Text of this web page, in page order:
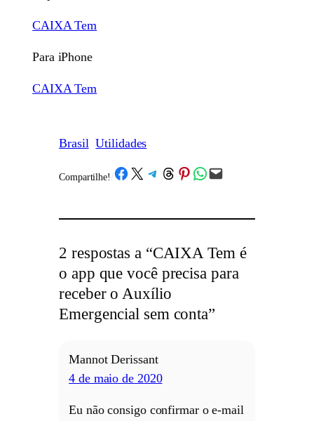
CAIXA Tem
Para iPhone
CAIXA Tem
Brasil Utilidades
Compartilhe! /Share on Facebook
Share on X Share on Telegram
Share on Threads
Share on Pinterest
Share on WhatsApp
Email this Page
2 respostas a “CAIXA Tem é
o app que você precisa para
receber o Auxílio
Emergencial sem conta”
Mannot Derissant
4 de maio de 2020
Eu não consigo confirmar o e-mail